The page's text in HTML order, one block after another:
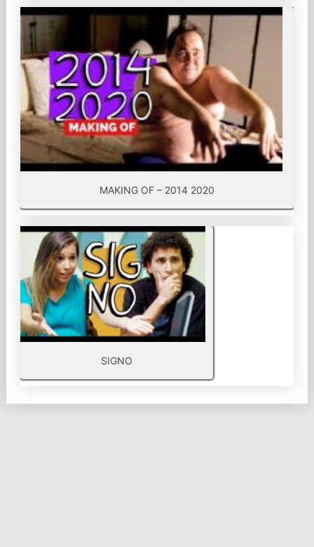
MAKING OF – 2014 2020
SIGNO